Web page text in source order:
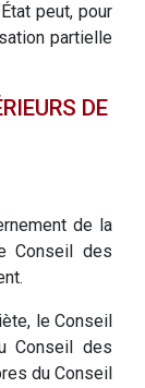
peut, pour
partielle
DE
de la
Conseil des
le Conseil
Conseil des
du Conseil